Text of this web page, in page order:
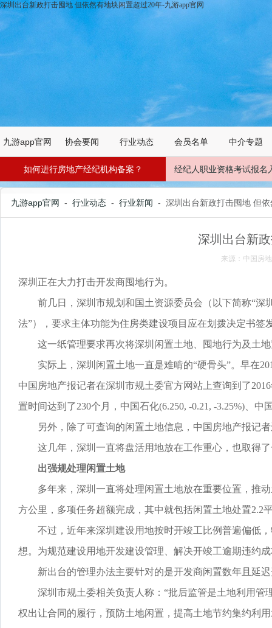
深圳出台新政打击囤地 但依然有地块闲置超过20年-九游app官网
九游app官网 协会要闻 行业动态 会员名单 中介专题
如何进行房地产经纪机构备案？ 经纪人职业资格考试报名
九游app官网 - 行业动态 - 行业新闻 - 深圳出台新政打击囤地 但
深圳出台新
来源：中国房
深圳正在大力打击开发商囤地行为。
前几日，深圳市规划和国土资源委员会（以下简称“深
法”），要求主体功能为住房类建设项目应在划拨决定书
这一纸管理要求再次将深圳闲置土地、囤地行为及土地
实际上，深圳闲置土地一直是难啃的“硬骨头”。早在
中国房地产报记者在深圳市规土委官方网站上查询到了
置时间达到了230个月，中国石化(6.250, -0.21, -3.25%)、中
另外，除了可查询的闲置土地信息，中国房地产报记者
这几年，深圳一直将盘活用地放在工作重心，也取得了
出强规处理闲置土地
多年来，深圳一直将处理闲置土地放在重要位置，推动
方公里，多项任务超额完成，其中就包括闲置土地处置2.2
不过，近年来深圳建设用地按时开竣工比例普遍偏低，
想。为规范建设用地开发建设管理、解决开竣工逾期违约
新出台的管理办法主要针对的是开发商闲置数年且延迟
深圳市规土委相关负责人称：“批后监管是土地利用管
权出让合同的履行，预防土地闲置，提高土地节约集约利